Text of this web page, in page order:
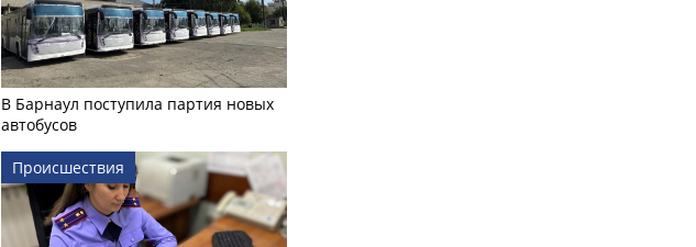
В Барнаул поступила партия новых
автобусов
Происшествия